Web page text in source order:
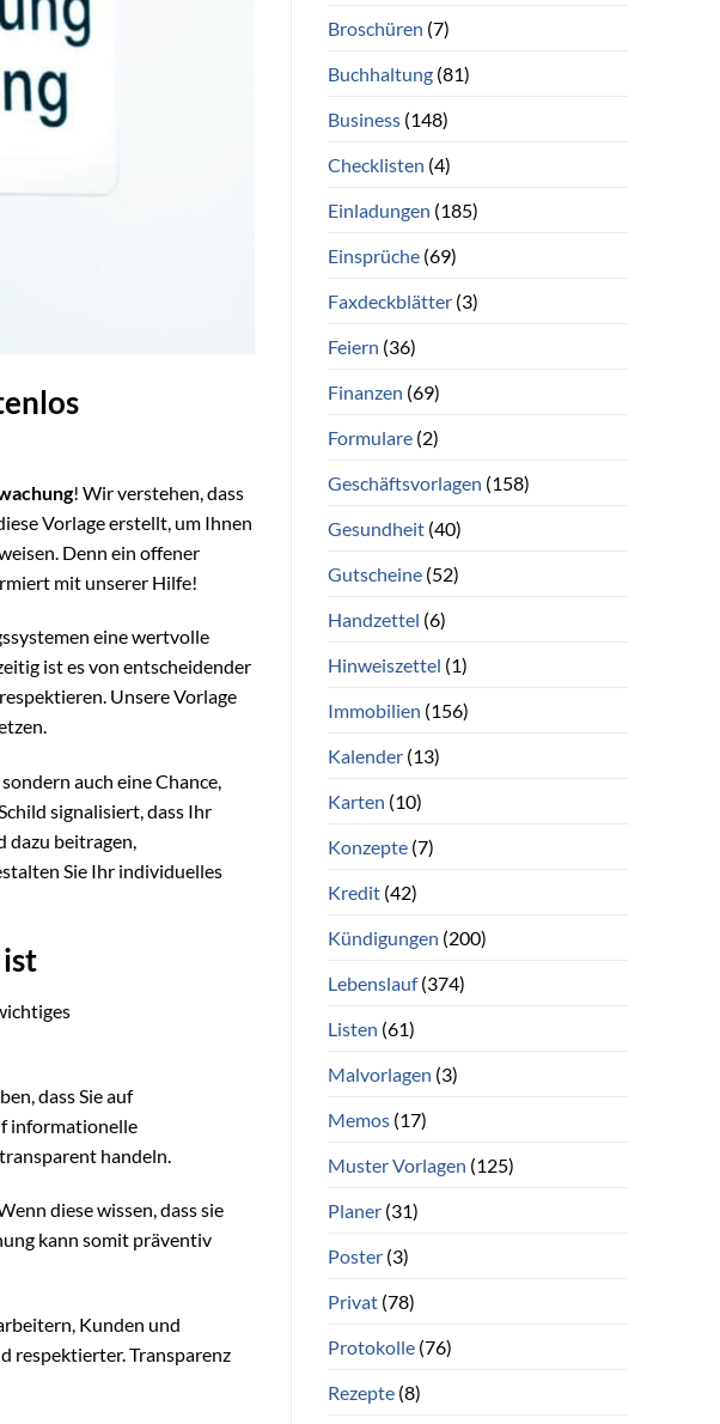
! Wir verstehen, dass
Vorlage erstellt, um Ihnen
Denn ein offener
mit unserer Hilfe!
eine wertvolle
ist es von entscheidender
Unsere Vorlage
auch eine Chance,
signalisiert, dass Ihr
dazu beitragen,
Sie Ihr individuelles
dass Sie auf
informationelle
handeln.
diese wissen, dass sie
kann somit präventiv
Kunden und
respektierter. Transparenz
Broschüren (7)
Buchhaltung(81)
Business(148)
Checklisten (4)
Einladungen (185)
Einsprüche(69)
Faxdeckblätter(3)
Feiern (36)
Finanzen (69)
Formulare(2)
Geschäftsvorlagen (158)
Gesundheit(40)
Gutscheine(52)
Handzettel (6)
Hinweiszettel (1)
Immobilien (156)
Kalender(13)
Karten (10)
Konzepte(7)
Kredit(42)
Kündigungen (200)
Lebenslauf(374)
Listen (61)
Malvorlagen (3)
Memos(17)
Muster Vorlagen (125)
Planer(31)
Poster(3)
Privat(78)
Protokolle(76)
Rezepte(8)